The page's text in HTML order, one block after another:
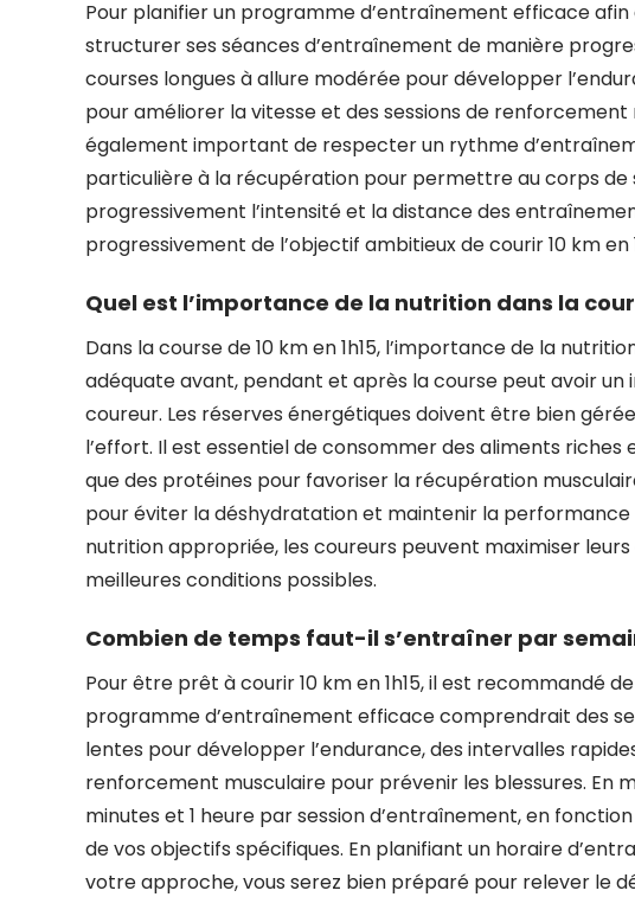
Pour planifier un programme d’entraînement efficace afin
structurer ses séances d’entraînement de manière
courses longues à allure modérée pour développer
pour améliorer la vitesse et des sessions de
également important de respecter un rythme
particulière à la récupération pour permettre au corps de
progressivement l’intensité et la distance des
progressivement de l’objectif ambitieux de courir 10 km en
Quel est l’importance de la nutrition dans la
Dans la course de 10 km en 1h15, l’importance de la
adéquate avant, pendant et après la course peut avoir
coureur. Les réserves énergétiques doivent être bien
l’effort. Il est essentiel de consommer des aliments riches
que des protéines pour favoriser la récupération
pour éviter la déshydratation et maintenir la performance
nutrition appropriée, les coureurs peuvent maximiser leurs
meilleures conditions possibles.
Combien de temps faut-il s’entraîner par
Pour être prêt à courir 10 km en 1h15, il est recommandé
programme d’entraînement efficace comprendrait des
lentes pour développer l’endurance, des intervalles
renforcement musculaire pour prévenir les blessures. En
minutes et 1 heure par session d’entraînement, en
de vos objectifs spécifiques. En planifiant un horaire
votre approche, vous serez bien préparé pour relever le